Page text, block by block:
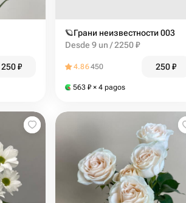
250₽
🪐Грани неизвестности 003
Desde 9 un / 2250 ₽
4.86450 250₽
563 ₽ × 4 pagos